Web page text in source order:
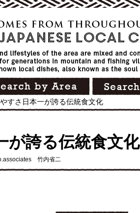
すさ日本一が誇る伝統食文化
が誇る伝統食文化
竹内省二